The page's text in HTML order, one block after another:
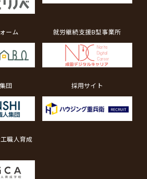
ーム 就労継続支援B型事業所
団 採用サイト
職人育成